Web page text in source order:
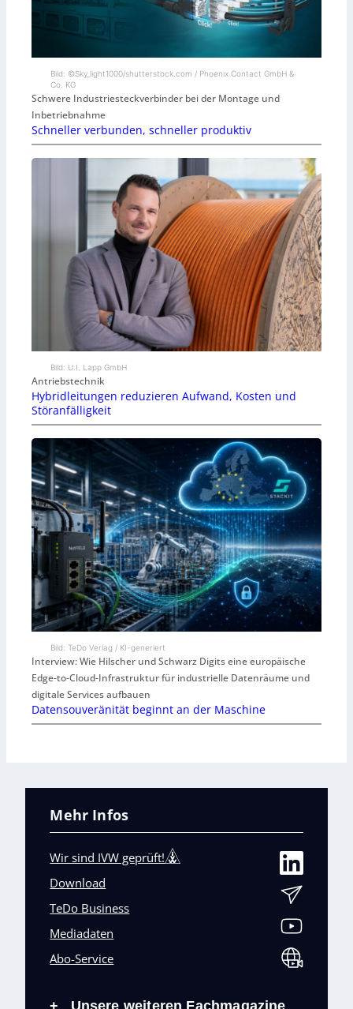
Bild: ©Sky_light1000/shutterstock.com / Phoenix Contact GmbH &
Co. KG
Schwere Industriesteckverbinder bei der Montage und
Inbetriebnahme
Schneller verbunden, schneller produktiv
Bild: U.I. Lapp GmbH
Antriebstechnik
Hybridleitungen reduzieren Aufwand, Kosten und
Störanfälligkeit
Bild: TeDo Verlag / KI-generiert
Interview: Wie Hilscher und Schwarz Digits eine europäische
Edge-to-Cloud-Infrastruktur für industrielle Datenräume und
digitale Services aufbauen
Datensouveränität beginnt an der Maschine
Mehr Infos
Wir sind IVW geprüft!
Download
TeDo Business
Mediadaten
Abo-Service
Unsere weiteren Fachmagazine